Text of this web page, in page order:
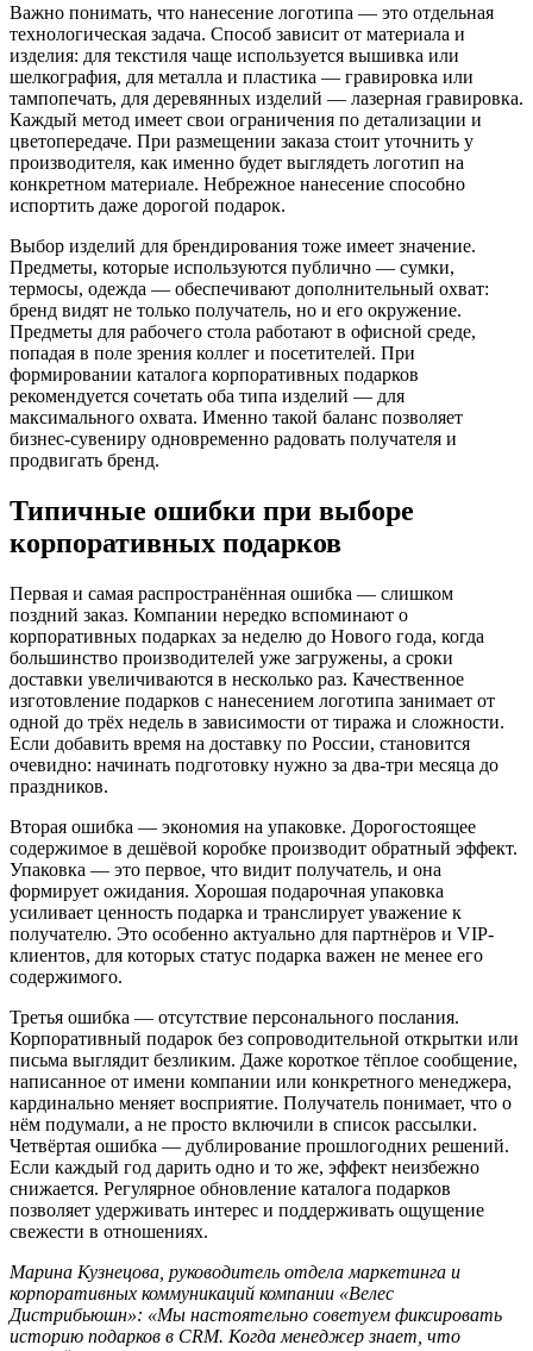
Важно понимать, что нанесение логотипа — это отдельная
технологическая задача. Способ зависит от материала и
изделия: для текстиля чаще используется вышивка или
шелкография, для металла и пластика — гравировка или
тампопечать, для деревянных изделий — лазерная гравировка.
Каждый метод имеет свои ограничения по детализации и
цветопередаче. При размещении заказа стоит уточнить у
производителя, как именно будет выглядеть логотип на
конкретном материале. Небрежное нанесение способно
испортить даже дорогой подарок.
Выбор изделий для брендирования тоже имеет значение.
Предметы, которые используются публично — сумки,
термосы, одежда — обеспечивают дополнительный охват:
бренд видят не только получатель, но и его окружение.
Предметы для рабочего стола работают в офисной среде,
попадая в поле зрения коллег и посетителей. При
формировании каталога корпоративных подарков
рекомендуется сочетать оба типа изделий — для
максимального охвата. Именно такой баланс позволяет
бизнес-сувениру одновременно радовать получателя и
продвигать бренд.
Типичные ошибки при выборе
корпоративных подарков
Первая и самая распространённая ошибка — слишком
поздний заказ. Компании нередко вспоминают о
корпоративных подарках за неделю до Нового года, когда
большинство производителей уже загружены, а сроки
доставки увеличиваются в несколько раз. Качественное
изготовление подарков с нанесением логотипа занимает от
одной до трёх недель в зависимости от тиража и сложности.
Если добавить время на доставку по России, становится
очевидно: начинать подготовку нужно за два-три месяца до
праздников.
Вторая ошибка — экономия на упаковке. Дорогостоящее
содержимое в дешёвой коробке производит обратный эффект.
Упаковка — это первое, что видит получатель, и она
формирует ожидания. Хорошая подарочная упаковка
усиливает ценность подарка и транслирует уважение к
получателю. Это особенно актуально для партнёров и VIP-
клиентов, для которых статус подарка важен не менее его
содержимого.
Третья ошибка — отсутствие персонального послания.
Корпоративный подарок без сопроводительной открытки или
письма выглядит безликим. Даже короткое тёплое сообщение,
написанное от имени компании или конкретного менеджера,
кардинально меняет восприятие. Получатель понимает, что о
нём подумали, а не просто включили в список рассылки.
Четвёртая ошибка — дублирование прошлогодних решений.
Если каждый год дарить одно и то же, эффект неизбежно
снижается. Регулярное обновление каталога подарков
позволяет удерживать интерес и поддерживать ощущение
свежести в отношениях.
Марина Кузнецова, руководитель отдела маркетинга и
корпоративных коммуникаций компании «Велес
Дистрибьюшн»: «Мы настоятельно советуем фиксировать
историю подарков в CRM. Когда менеджер знает, что